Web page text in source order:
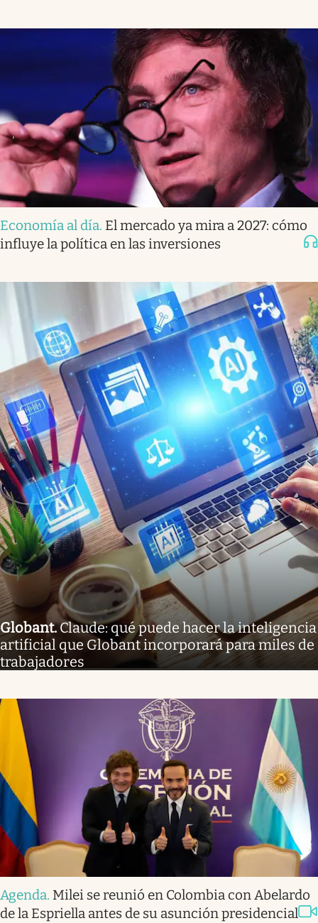
Economía al día. El mercado ya mira a 2027: cómo
influye la política en las inversiones
Globant.Claude: qué puede hacer la inteligencia
artificial que Globant incorporará para miles de
trabajadores
Agenda. Milei se reunió en Colombia con Abelardo
de la Espriella antes de su asunción presidencial